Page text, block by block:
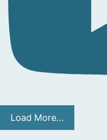
Load More...